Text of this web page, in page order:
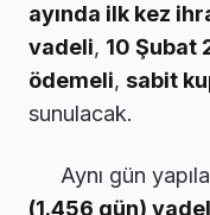
ayında ilk kez
vadeli, 10 Şubat
ödemeli, sabit
sunulacak.
Aynı gün
(1.456 gün)